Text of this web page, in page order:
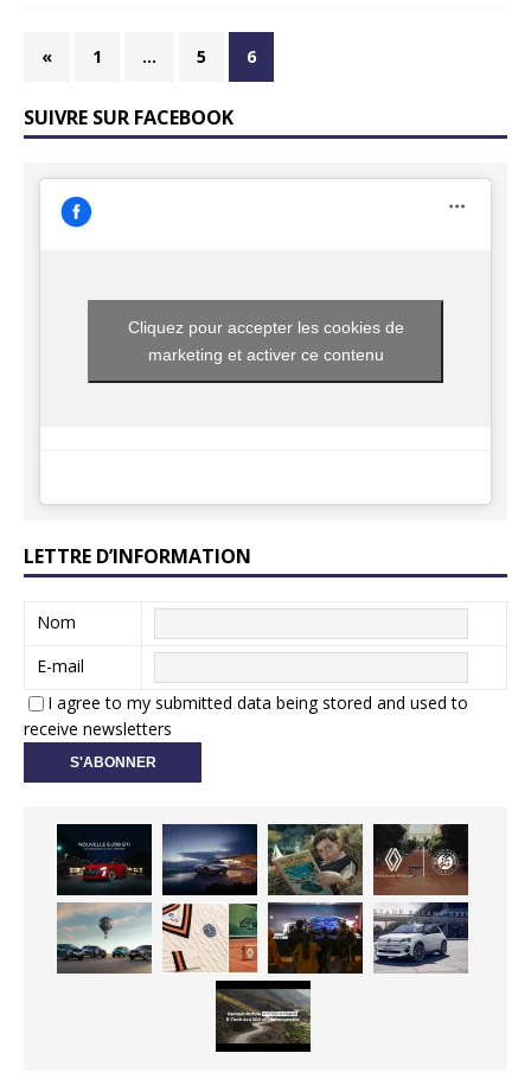
« 1 … 5 6
SUIVRE SUR FACEBOOK
Cliquez pour accepter les cookies de
marketing et activer ce contenu
LETTRE D’INFORMATION
Nom
E-mail
I agree to my submitted data being stored and used to
receive newsletters